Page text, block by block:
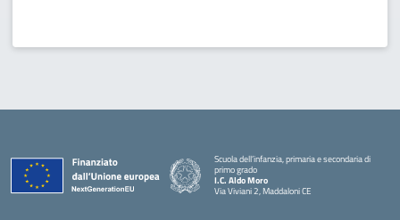
Scuola dell’infanzia, primaria e secondaria di
primo grado
I.C. Aldo Moro
Via Viviani 2, Maddaloni CE